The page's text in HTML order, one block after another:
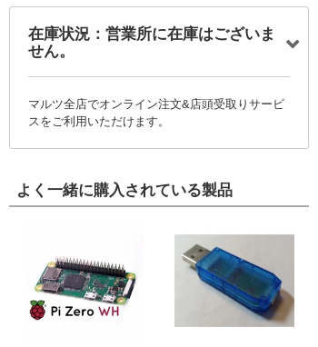
在庫状況：営業所に在庫はございま
せん。
マルツ全店でオンライン注文&店頭受取りサービ
スをご利用いただけます。
よく一緒に購入されている製品